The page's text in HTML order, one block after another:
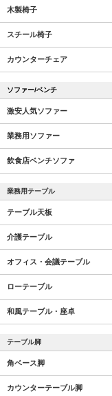
木製椅子
スチール椅子
カウンターチェア
ソファー/ベンチ
激安人気ソファー
業務用ソファー
飲食店ベンチソファ
業務用テーブル
テーブル天板
介護テーブル
オフィス・会議テーブル
ローテーブル
和風テーブル・座卓
テーブル脚
角ベース脚
カウンターテーブル脚